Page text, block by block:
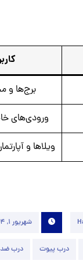
برج‌ها و
ورودی‌های
ویلاها و
شهریور 1, 1404
درب پیوت درب